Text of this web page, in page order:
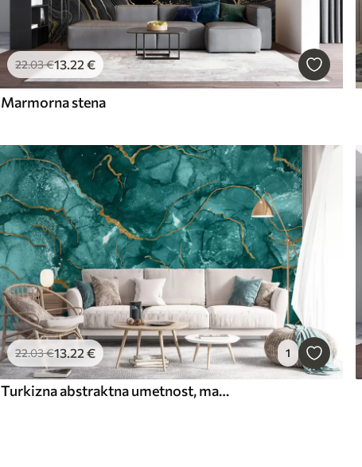
22.03€13 .22 €
Marmorna stena
22.03€13.22 € 1
Turkizna abstraktna umetnost, marmor, tekočina